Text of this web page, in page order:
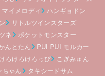
マイメロディ
ハンギョドン
リトルツインスターズ
ネ
ポケットモンスター
んとたん
PUI PUI モルカー
けろけろけろっぴ
こぎみゅん
ちゃん タキシードサム